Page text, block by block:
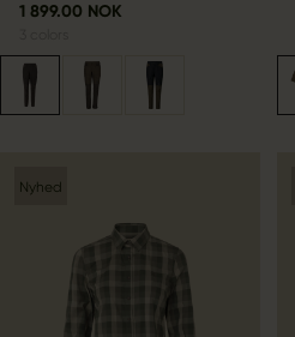
1 899.00 NOK
Nyhed